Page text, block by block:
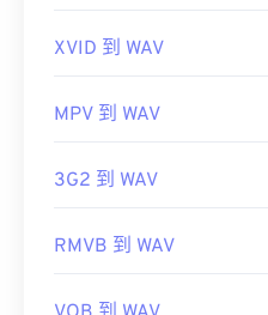
XVID 到 WAV
MPV 到 WAV
3G2 到 WAV
RMVB 到 WAV